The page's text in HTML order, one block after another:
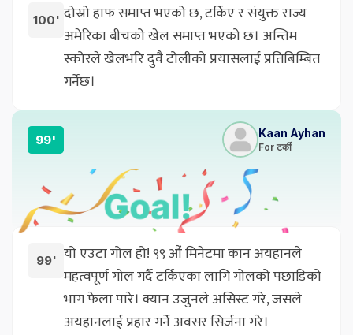
100' दोस्रो हाफ समाप्त भएको छ, टर्किए र संयुक्त राज्य
अमेरिका बीचको खेल समाप्त भएको छ। अन्तिम
स्कोरले खेलभरि दुवै टोलीको प्रयासलाई प्रतिबिम्बित
गर्नेछ।
99' Kaan Ayhan
For टर्की
99' यो एउटा गोल हो! ९९ औं मिनेटमा कान अयहानले
महत्वपूर्ण गोल गर्दै टर्किएका लागि गोलको पछाडिको
भाग फेला पारे। क्यान उजुनले असिस्ट गरे, जसले
अयहानलाई प्रहार गर्ने अवसर सिर्जना गरे।